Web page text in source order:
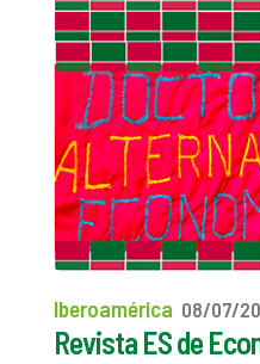
Iberoamérica 08/07/
Revista ES de